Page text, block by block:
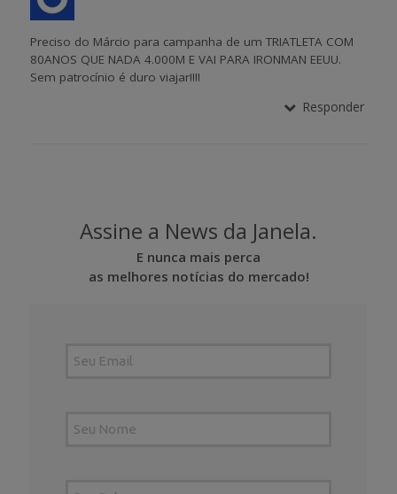
Preciso do Márcio para campanha de um TRIATLETA COM
80ANOS QUE NADA 4.000M E VAI PARA IRONMAN EEUU.
Sem patrocínio é duro viajar!!!!
Responder
Assine a News da Janela.
E nunca mais perca
as melhores notícias do mercado!